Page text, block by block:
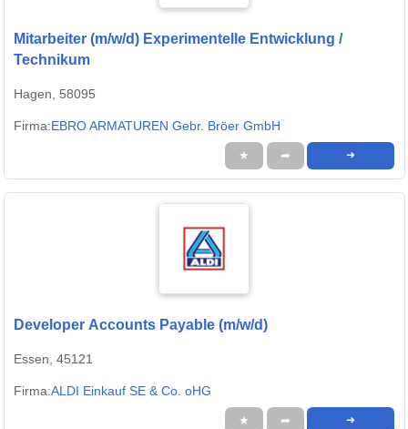
Mitarbeiter (m/w/d) Experimentelle Entwicklung /
Technikum
Hagen, 58095
Firma:EBRO ARMATUREN Gebr. Bröer GmbH
★ ➦ ➜
Developer Accounts Payable (m/w/d)
Essen, 45121
Firma:ALDI Einkauf SE & Co. oHG
★ ➦ ➜